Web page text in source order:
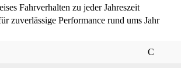
Fahrverhalten zu jeder Jahreszeit
zuverlässige Performance rund ums Jahr
C